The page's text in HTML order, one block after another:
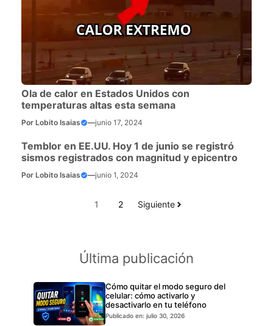
Ola de calor en Estados Unidos con
temperaturas altas esta semana
Por Lobito Isaias —junio 17, 2024
Temblor en EE.UU. Hoy 1 de junio se registró
sismos registrados con magnitud y epicentro
Por Lobito Isaias —junio 1, 2024
1 2 Siguiente
Última publicación
Cómo quitar el modo seguro del
celular: cómo activarlo y
desactivarlo en tu teléfono
Publicado en: julio 30, 2026